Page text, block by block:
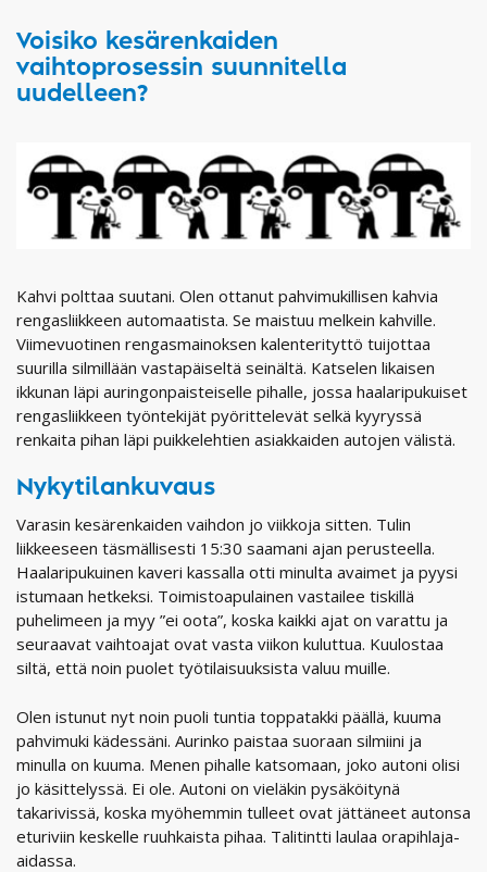
Voisiko kesärenkaiden
vaihtoprosessin suunnitella
uudelleen?
Kahvi polttaa suutani. Olen ottanut pahvimukillisen kahvia
rengasliikkeen automaatista. Se maistuu melkein kahville.
Viimevuotinen rengasmainoksen kalenterityttö tuijottaa
suurilla silmillään vastapäiseltä seinältä. Katselen likaisen
ikkunan läpi auringonpaisteiselle pihalle, jossa haalaripukuiset
rengasliikkeen työntekijät pyörittelevät selkä kyyryssä
renkaita pihan läpi puikkelehtien asiakkaiden autojen välistä.
Nykytilankuvaus
Varasin kesärenkaiden vaihdon jo viikkoja sitten. Tulin
liikkeeseen täsmällisesti 15:30 saamani ajan perusteella.
Haalaripukuinen kaveri kassalla otti minulta avaimet ja pyysi
istumaan hetkeksi. Toimistoapulainen vastailee tiskillä
puhelimeen ja myy ”ei oota”, koska kaikki ajat on varattu ja
seuraavat vaihtoajat ovat vasta viikon kuluttua. Kuulostaa
siltä, että noin puolet työtilaisuuksista valuu muille.
Olen istunut nyt noin puoli tuntia toppatakki päällä, kuuma
pahvimuki kädessäni. Aurinko paistaa suoraan silmiini ja
minulla on kuuma. Menen pihalle katsomaan, joko autoni olisi
jo käsittelyssä. Ei ole. Autoni on vieläkin pysäköitynä
takarivissä, koska myöhemmin tulleet ovat jättäneet autonsa
eturiviin keskelle ruuhkaista pihaa. Talitintti laulaa orapihlaja-
aidassa.